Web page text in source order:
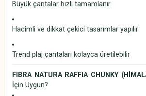
Büyük çantalar hızlı tamamlanır
Hacimli ve dikkat çekici tasarımlar yapılır
Trend plaj çantaları kolayca üretilebilir
FIBRA NATURA RAFFIA CHUNKY
İçin Uygun?